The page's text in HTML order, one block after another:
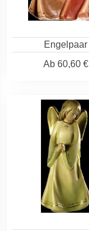
Engelpaar
Ab60,60 €